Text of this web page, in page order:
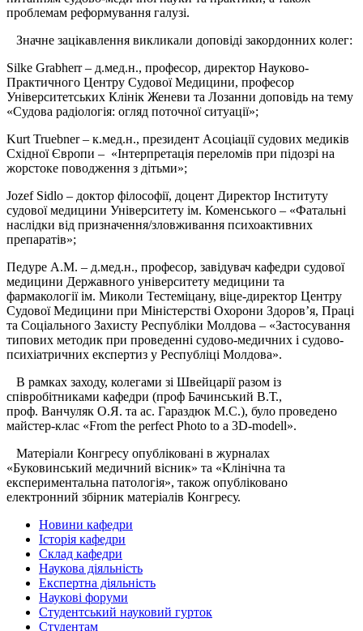
проблемам реформування галузі.
Значне зацікавлення викликали доповіді закордонних колег:
Silke Grabherr – д.мед.н., професор, директор Науково-
Практичного Центру Судової Медицини, професор
Університетських Клінік Женеви та Лозанни доповідь на тему
«Судова радіологія: огляд поточної ситуації»;
Kurt Truebner – к.мед.н., президент Асоціації судових медиків
Східної Європи – «Інтерпретація переломів при підозрі на
жорстоке поводження з дітьми»;
Jozef Sidlo – доктор філософії, доцент Директор Інституту
судової медицини Університету ім. Коменського – «Фатальні
наслідки від призначення/зловживання психоактивних
препаратів»;
Педуре А.М. – д.мед.н., професор, завідувач кафедри судової
медицини Державного університету медицини та
фармакології ім. Миколи Тестеміцану, віце-директор Центру
Судової Медицини при Міністерстві Охорони Здоров’я, Праці
та Соціального Захисту Республіки Молдова – «Застосування
типових методик при проведенні судово-медичних і судово-
психіатричних експертиз у Республіці Молдова».
В рамках заходу, колегами зі Швейцарії разом із
співробітниками кафедри (проф Бачинський В.Т.,
проф. Ванчуляк О.Я. та ас. Гараздюк М.С.), було проведено
майстер-клас «From the perfect Photo to a 3D-modell».
Матеріали Конгресу опубліковані в журналах
«Буковинський медичний вісник» та «Клінічна та
експериментальна патологія», також опубліковано
електронний збірник матеріалів Конгресу.
Новини кафедри
Історія кафедри
Склад кафедри
Наукова діяльність
Експертна діяльність
Наукові форуми
Студентський науковий гурток
Студентам